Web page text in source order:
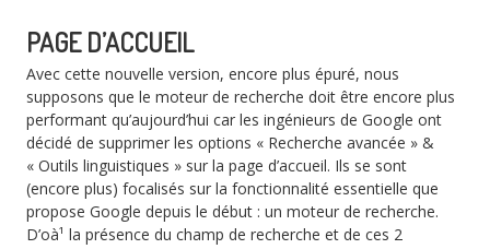
PAGE D’ACCUEIL
Avec cette nouvelle version, encore plus épuré, nous
supposons que le moteur de recherche doit être encore plus
performant qu’aujourd’hui car les ingénieurs de Google ont
décidé de supprimer les options « Recherche avancée » &
« Outils linguistiques » sur la page d’accueil. Ils se sont
(encore plus) focalisés sur la fonctionnalité essentielle que
propose Google depuis le début : un moteur de recherche.
D’oà¹ la présence du champ de recherche et de ces 2